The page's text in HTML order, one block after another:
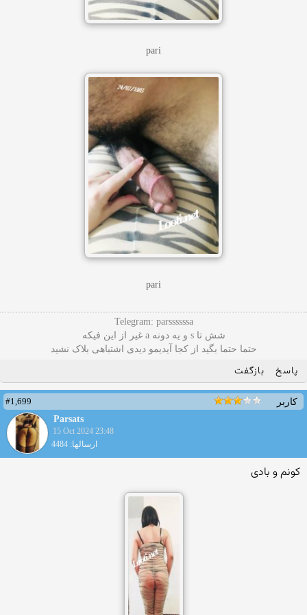
pari
pari
Telegram: parssssssa
شش تا s و یه دونه a غیر از این فیکه
حتما حتما بگید از کجا آیدیمو دیدی اشتباهی بلاک نشید
پاسخ بازگفت
کاربر
#1,699
Parsats
15 Oct 2024 23:48
ارسالها: 4484
کونم و بادی